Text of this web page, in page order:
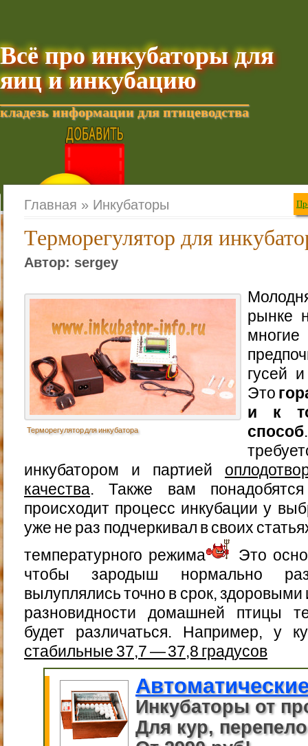
Всё про инкубаторы для
яиц и инкубацию
кладезь информации для птицеводства
Добавить текущую
Главная » Инкубаторы
Терморегулятор для
Автор: sergey
Терморегулятор для инкубатора
рынке
гусей
Это
и к
способ
инкубатором и партией
качества. Также вам
происходит процесс инкубации у
уже не раз подчеркивал в своих
температурного режима
Это
чтобы зародыш нормально
вылуплялись точно в срок,
разновидности домашней птицы
будет различаться. Например, у
стабильные 37,7 — 37,8 градусов
Инкубаторы от
Для кур,